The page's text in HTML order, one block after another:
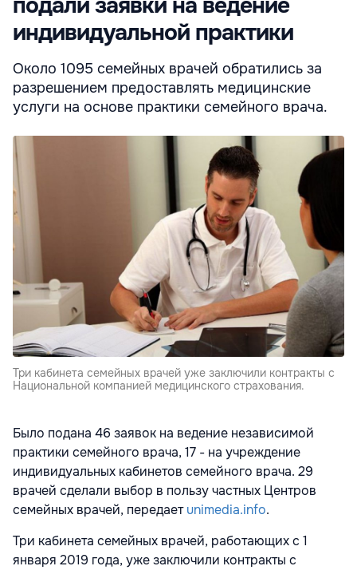
индивидуальной практики
Около 1095 семейных врачей обратились за
разрешением предоставлять медицинские
услуги на основе практики семейного врача.
Три кабинета семейных врачей уже заключили контракты с
Национальной компанией медицинского страхования.
Было подана 46 заявок на ведение независимой
практики семейного врача, 17 - на учреждение
индивидуальных кабинетов семейного врача. 29
врачей сделали выбор в пользу частных Центров
семейных врачей, передаетunimedia.info.
Три кабинета семейных врачей, работающих с 1
января 2019 года, уже заключили контракты с